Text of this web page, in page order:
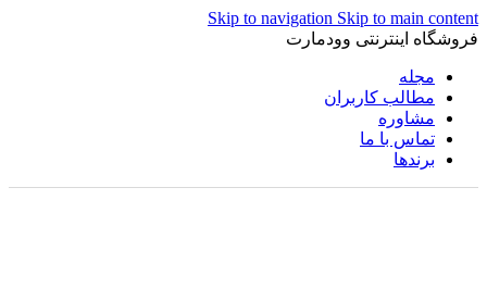
Skip to navigation Skip to main content
فروشگاه اینترنتی وودمارت
مجله
مطالب کاربران
مشاوره
تماس با ما
برندها